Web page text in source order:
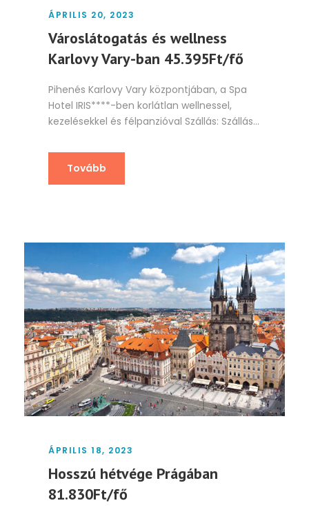
ÁPRILIS 20, 2023
Városlátogatás és wellness
Karlovy Vary-ban 45.395Ft/fő
Pihenés Karlovy Vary központjában, a Spa
Hotel IRIS****-ben korlátlan wellnessel,
kezelésekkel és félpanzióval Szállás: Szállás...
Tovább
ÁPRILIS 18, 2023
Hosszú hétvége Prágában
81.830Ft/fő